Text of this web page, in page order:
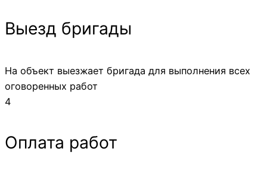
Выезд бригады
На объект выезжает бригада для выполнения всех
оговоренных работ
4
Оплата работ